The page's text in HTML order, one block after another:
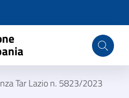
Campania
Tar Lazio n. 5823/2023